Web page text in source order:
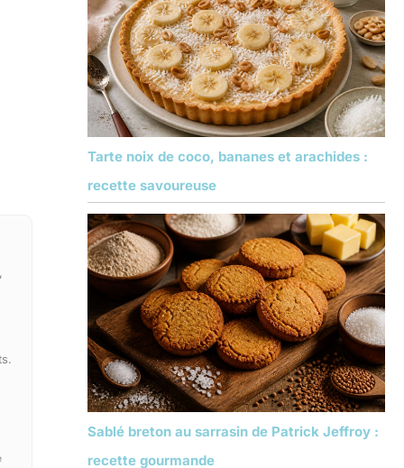
Tarte noix de coco, bananes et arachides :
recette savoureuse
Sablé breton au sarrasin de Patrick Jeffroy :
recette gourmande